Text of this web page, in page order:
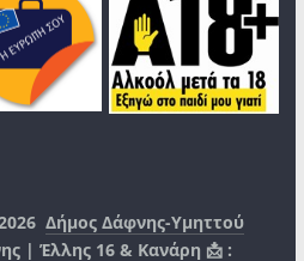
Δήμος Δάφνης-Υμηττού
| Έλλης 16 & Κανάρη 📩 :